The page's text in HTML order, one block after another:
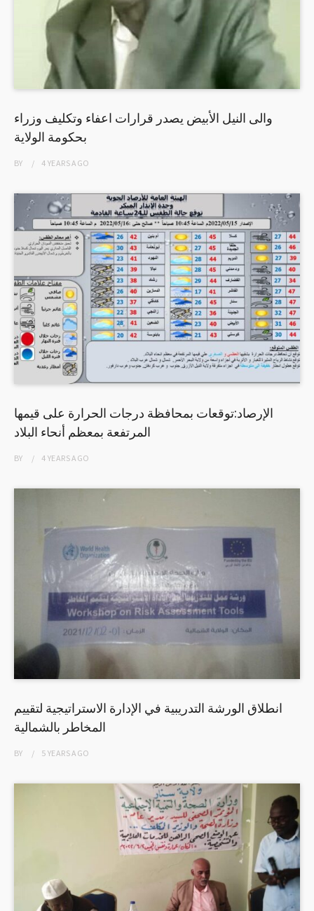
والى النيل الأبيض يصدر قرارات اعفاء وتكليف وزراء
بحكومة الولاية
BY 4 YEARSAGO
الإرصاد:توقعات بمحافظة درجات الحرارة على قيمها
المرتفعة بمعظم أنحاء البلاد
BY 4 YEARSAGO
انطلاق الورشة التدريبية في الإدارة الاستراتيجية لتقييم
المخاطر بالشمالية
BY 5 YEARSAGO